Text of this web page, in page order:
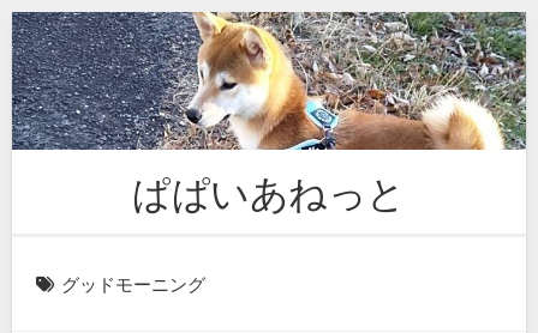
Skip
to
content
ぱぱいあねっと
グッドモーニング